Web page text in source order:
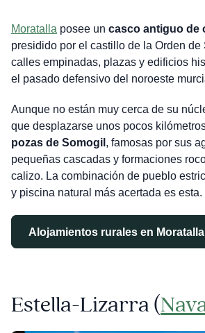
Moratalla posee un casco antiguo de
presidido por el castillo de la Orden de
calles empinadas, plazas y edificios
el pasado defensivo del noroeste
Aunque no están muy cerca de su
que desplazarse unos pocos
pozas de Somogil , famosas por sus
pequeñas cascadas y formaciones
calizo. La combinación de pueblo
y piscina natural más acertada es esta.
Alojamientos rurales en Moratalla
Estella-Lizarra (